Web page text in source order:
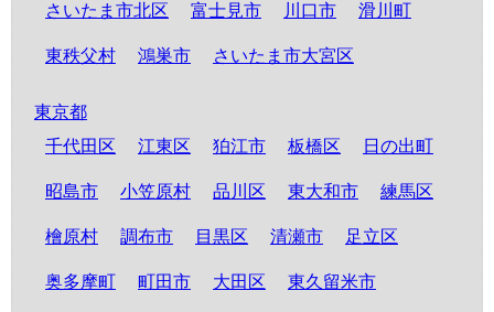
さいたま市北区 富士見市 川口市 滑川町
東秩父村 鴻巣市 さいたま市大宮区
東京都
千代田区
江東区 狛江市 板橋区 日の出町
昭島市 小笠原村 品川区 東大和市 練馬区
檜原村 調布市 目黒区 清瀬市 足立区
奥多摩町 町田市 大田区 東久留米市